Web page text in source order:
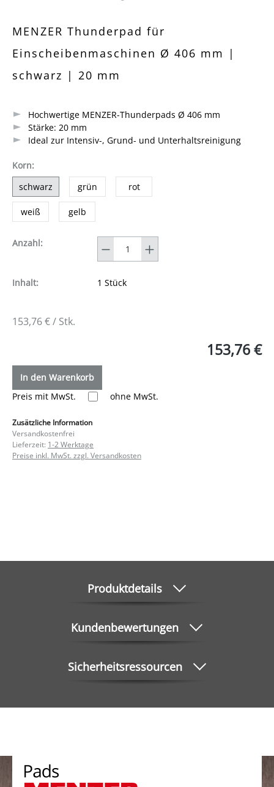
MENZER Thunderpad für
Einscheibenmaschinen Ø 406 mm |
schwarz | 20 mm
Hochwertige MENZER-Thunderpads Ø 406 mm
Stärke: 20 mm
Ideal zur Intensiv-, Grund- und Unterhaltsreinigung
Kornauswählen
:
schwarz
grün rot
weiß gelb
Anzahl:
Inhalt: 1 Stück
153,76 € / Stk.
153,76 €
In den Warenkorb
Preis mit MwSt.
ohne MwSt.
Zusätzliche Information
Versandkostenfrei
Lieferzeit: 1-2 Werktage
Preise inkl. MwSt. zzgl. Versandkosten
Produktdetails
Kundenbewertungen
Sicherheitsressourcen